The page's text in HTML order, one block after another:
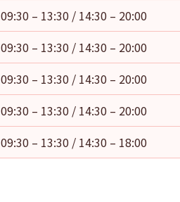
09:30 – 13:30 / 14:30 – 20:00
09:30 – 13:30 / 14:30 – 20:00
09:30 – 13:30 / 14:30 – 20:00
09:30 – 13:30 / 14:30 – 20:00
09:30 – 13:30 / 14:30 – 18:00